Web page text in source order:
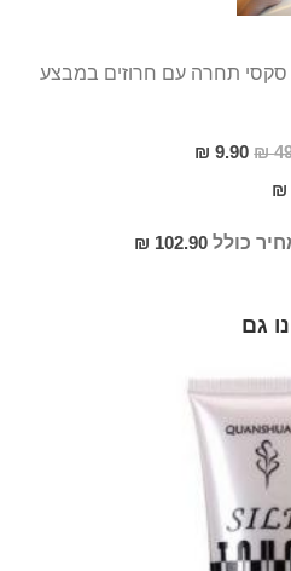
סקסי תחרה עם חרוזים במבצע
מחיר
9.90 ₪
כולל 102.90 ₪
גם